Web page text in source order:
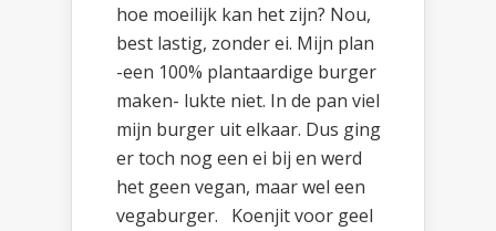
hoe moeilijk kan het zijn? Nou,
best lastig, zonder ei. Mijn plan
-een 100% plantaardige burger
maken- lukte niet. In de pan viel
mijn burger uit elkaar. Dus ging
er toch nog een ei bij en werd
het geen vegan, maar wel een
vegaburger. Koenjit voor geel